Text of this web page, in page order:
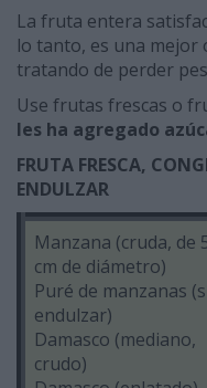
La fruta entera
lo tanto, es una mejor
tratando de perder
Use frutas frescas o
les ha agregado
FRUTA FRESCA,
ENDULZAR
Manzana (cruda, de
cm de diámetro)
Puré de manzanas
endulzar)
Damasco (mediano,
crudo)